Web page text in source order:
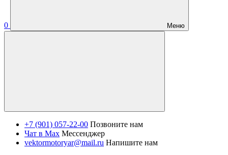
0 Меню
+7 (901) 057-22-00 Позвоните нам
Чат в Max Мессенджер
vektormotoryar@mail.ru Напишите нам